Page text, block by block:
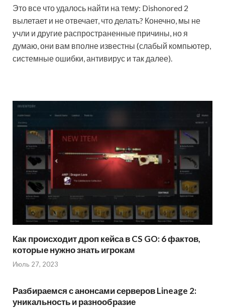
Это все что удалось найти на тему: Dishonored 2
вылетает и не отвечает, что делать? Конечно, мы не
учли и другие распространенные причины, но я
думаю, они вам вполне известны (слабый компьютер,
системные ошибки, антивирус и так далее).
Как происходит дроп кейса в CS GO: 6 фактов,
которые нужно знать игрокам
Июль 27, 2023
Разбираемся с анонсами серверов Lineage 2:
уникальность и разнообразие